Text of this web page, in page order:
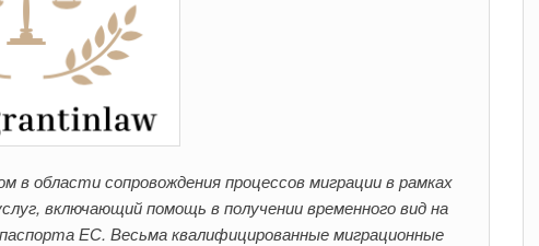
области сопровождения процессов миграции в рамках
включающий помощь в получении временного вид на
ЕС. Весьма квалифицированные миграционные